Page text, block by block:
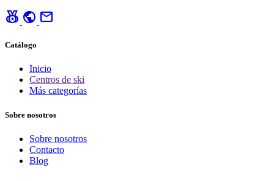
social_leaderboard public mail
Catálogo
Inicio
Centros de ski
Más categorías
Sobre nosotros
Sobre nosotros
Contacto
Blog